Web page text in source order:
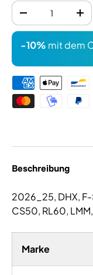
Anzahl
-
+
-10% mit dem
Zahlungsmethoden
Beschreibung
2026_25, DHX, F-
CS50, RL60,
Marke